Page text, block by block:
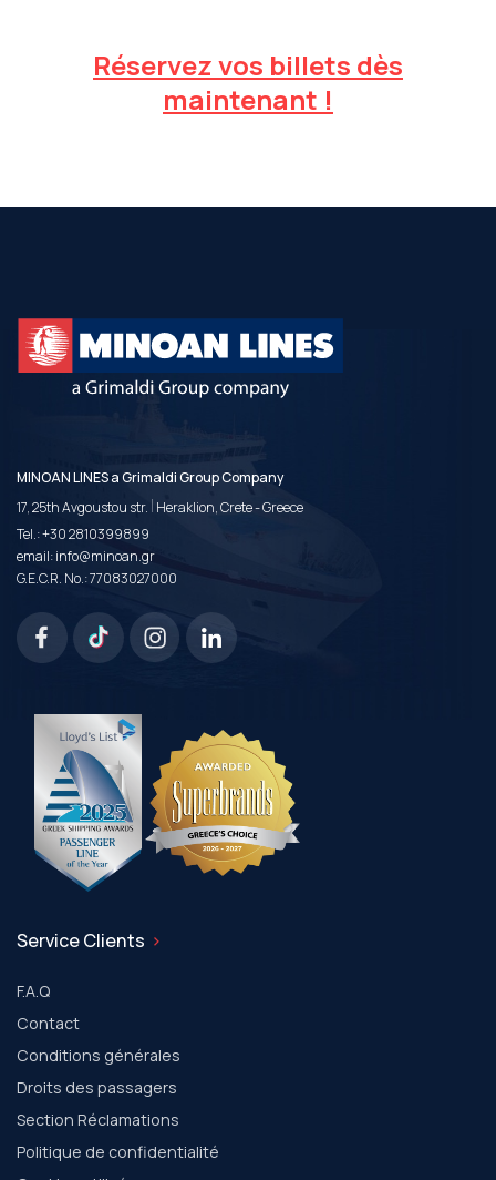
Réservez vos billets dès
maintenant !
MINOAN LINES a Grimaldi Group Company
17, 25th Avgoustou str. | Heraklion, Crete - Greece
Tel.:+30 2810399899
email:info@minoan.gr
G.E.C.R. No.: 77083027000
Service Clients
F.A.Q
Contact
Conditions générales
Droits des passagers
Section Réclamations
Politique de confidentialité